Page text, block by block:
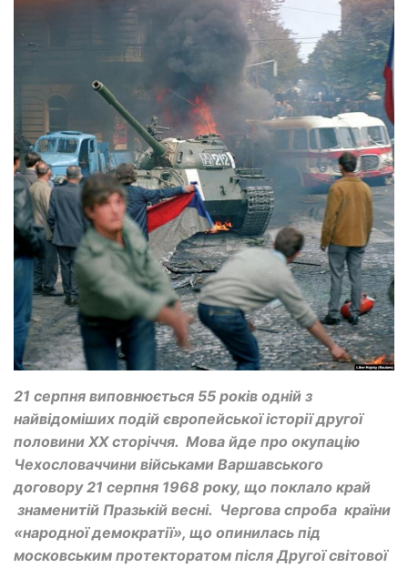
21 серпня виповнюється 55 років одній з
найвідоміших подій європейської історії другої
половини ХХ сторіччя. Мова йде про окупацію
Чехословаччини військами Варшавського
договору 21 серпня 1968 року, що поклало край
знаменитій Празькій весні. Чергова спроба країни
«народної демократії», що опинилась під
московським протекторатом після Другої світової